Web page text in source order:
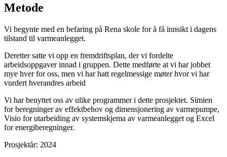
Metode
Vi begynte med en befaring på Rena skole for å få innsikt i dagens
tilstand til varmeanlegget.
Deretter satte vi opp en fremdriftsplan, der vi fordelte
arbeidsoppgaver innad i gruppen. Dette medførte at vi har jobbet
mye hver for oss, men vi har hatt regelmessige møter hvor vi har
vurdert hverandres arbeid
Vi har benyttet oss av ulike programmer i dette prosjektet. Simien
for beregninger av effektbehov og dimensjonering av varmepumpe,
Visio for utarbeiding av systemskjema av varmeanlegget og Excel
for energiberegninger.
Prosjektår: 2024